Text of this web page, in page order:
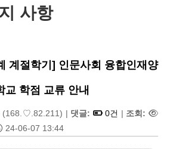
사항
계절학기] 인문사회 융합인재양
교 학점 교류 안내
(168.♡.82.211) | 댓글: 0건 | 조회:
24-06-07 13:44